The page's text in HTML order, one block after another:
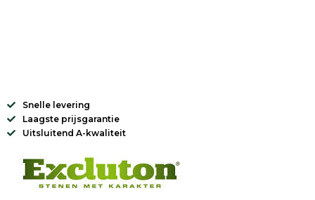
Snelle levering
Laagste prijsgarantie
Uitsluitend A-kwaliteit